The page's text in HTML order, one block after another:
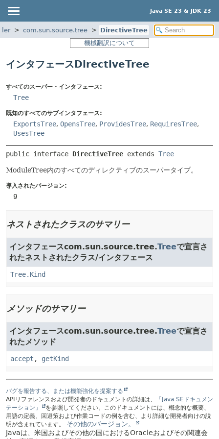
Java SE 23 & JDK 23
com.sun.source.tree
DirectiveTree
機械翻訳について
インタフェースDirectiveTree
すべてのスーパー・インタフェース:
Tree
既知のすべてのサブインタフェース:
ExportsTree, OpensTree, ProvidesTree, RequiresTree,
UsesTree
public interface DirectiveTree extends Tree
ModuleTree内のすべてのディレクティブのスーパータイプ。
導入されたバージョン:
9
ネストされたクラスのサマリー
インタフェースcom.sun.source.tree.Treeで宣言さ
れたネストされたクラス/インタフェース
Tree.Kind
メソッドのサマリー
インタフェースcom.sun.source.tree.Treeで宣言さ
れたメソッド
accept , getKind
バグを報告する、または機能強化を提案する
APIリファレンスおよび開発者のドキュメントの詳細は、
「Java SEドキュメン
テーション」
を参照してください。このドキュメントには、概念的な概要、
用語の定義、回避策および作業コードの例を含む、より詳細な開発者向けの説
明が含まれています。
その他のバージョン。
Javaは、米国およびその他の国におけるOracleおよびその関連会